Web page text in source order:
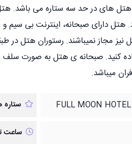
های در حد سه ستاره می باشد.
دارای صبحانه، اینترنت بی سیم
مجاز نمیباشند. رستوران هتل در
میباشد.
FULL MOON ستاره
ساعت